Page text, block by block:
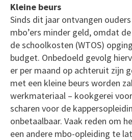
Kleine beurs
Sinds dit jaar ontvangen
mbo’ers minder geld, omdat
de schoolkosten (WTOS)
budget. Onbedoeld gevolg
er per maand op achteruit zijn
met een kleine beurs worden
werkmateriaal – kookgerei
scharen voor de
onbetaalbaar. Vaak reden om
een andere mbo-opleiding te